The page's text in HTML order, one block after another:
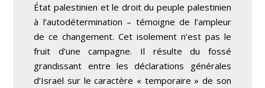
État palestinien et le droit du peuple palestinien
à l’autodétermination – témoigne de l’ampleur
de ce changement. Cet isolement n’est pas le
fruit d’une campagne. Il résulte du fossé
grandissant entre les déclarations générales
d’Israël sur le caractère « temporaire » de son